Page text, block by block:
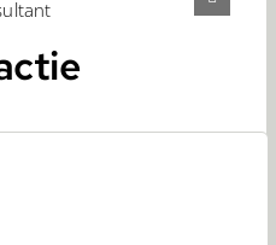
momenten bij
KWEEKERS